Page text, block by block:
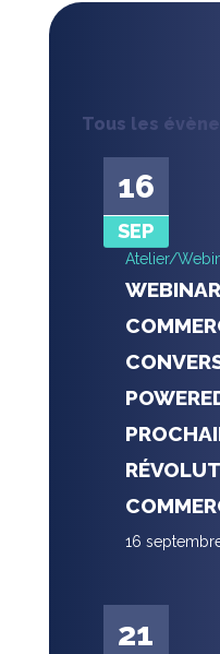
Tous les
16
SEP
Atelier/
16
21